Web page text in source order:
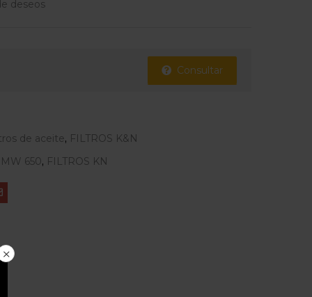
deseos
Consultar
de aceite, FILTROS K&N
650, FILTROS KN